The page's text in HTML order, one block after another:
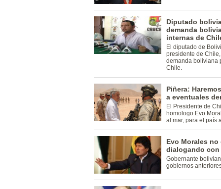
Diputado
demanda
internas de
El diputado de
presidente de
demanda boliviana
Chile.
Piñera:
a eventuales
El Presidente de
homologo Evo
al mar, para el país
Evo Morales
dialogando con
Gobernante
gobiernos